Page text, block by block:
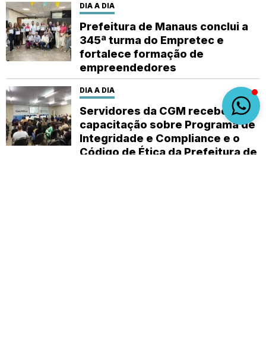
DIA A DIA
Prefeitura de Manaus conclui a
345ª turma do Empretec e
fortalece formação de
empreendedores
DIA A DIA
Servidores da CGM recebem
capacitação sobre Programa de
Integridade e Compliance e o
Código de Ética da Prefeitura de